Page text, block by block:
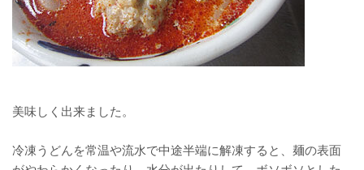
美味しく出来ました。
冷凍うどんを常温や流水で中途半端に解凍すると、麺の表面